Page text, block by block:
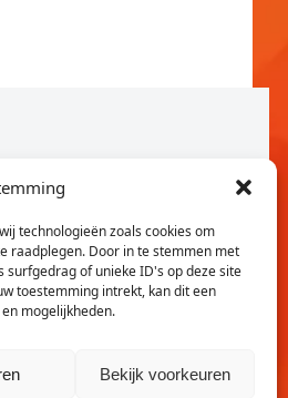
technologieën zoals cookies om
raadplegen. Door in te stemmen met
surfgedrag of unieke ID's op deze site
toestemming intrekt, kan dit een
mogelijkheden.
Bekijk voorkeuren
Twitter